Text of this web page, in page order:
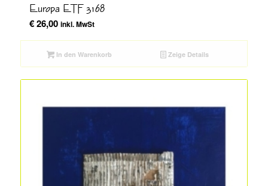
Europa ETF 3168
€26,00 inkl. MwSt
In den Warenkorb Zeige Details